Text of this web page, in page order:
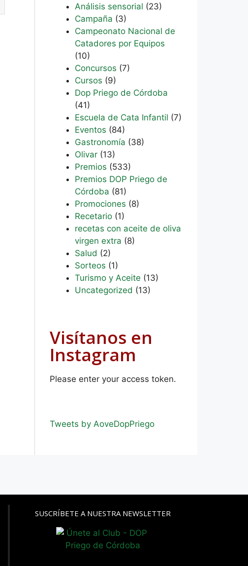
Análisis sensorial (23)
Campaña (3)
Campeonato Nacional de
Catadores por Equipos
(10)
Concursos (7)
Cursos (9)
Dop Priego de Córdoba
(41)
Escuela de Cata Infantil (7)
Eventos (84)
Gastronomía (38)
Olivar(13)
Premios (533)
Premios DOP Priego de
Córdoba (81)
Promociones (8)
Recetario(1)
recetas con aceite de oliva
virgen extra (8)
Salud (2)
Sorteos (1)
Turismo y Aceite (13)
Uncategorized (13)
Visítanos en
Instagram
Please enter your access token.
Tweets by AoveDopPriego
SUSCRÍBETE A NUESTRA NEWSLETTER